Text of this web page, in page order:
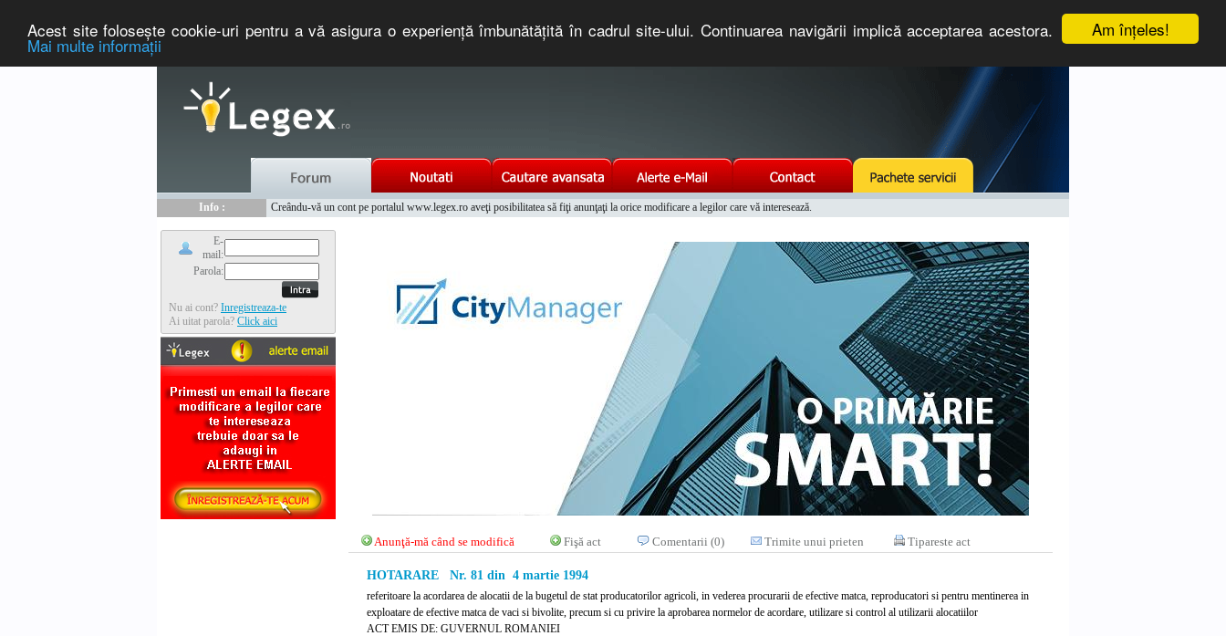
Am înţeles!
Acest site foloseşte cookie-uri pentru a vă asigura o experienţă îmbunătăţită în cadrul site-ului. Continuarea navigării implică acceptarea acestora.
Mai multe informaţii
Info :
Creându-vă un cont pe portalul www.legex.ro aveţi posibilitatea să fiţi anunţaţi la orice modificare a legilor care vă interesează.
E-
mail:
Parola:
Nu ai cont? Inregistreaza-te
Ai uitat parola? Click aici
Anunţă-mă când se modifică Fişă act Comentarii (0) Trimite unui prieten Tipareste act
HOTARARE Nr. 81 din 4 martie 1994
referitoare la acordarea de alocatii de la bugetul de stat producatorilor agricoli, in vederea procurarii de efective matca, reproducatori si pentru mentinerea in
exploatare de efective matca de vaci si bivolite, precum si cu privire la aprobarea normelor de acordare, utilizare si control al utilizarii alocatiilor
ACT EMIS DE: GUVERNUL ROMANIEI